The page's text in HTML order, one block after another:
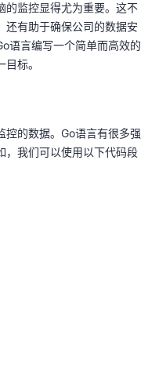
的监控显得尤为重要。这不
还有助于确保公司的数据安
语言编写一个简单而高效的
标。
控的数据。Go语言有很多强
，我们可以使用以下代码段